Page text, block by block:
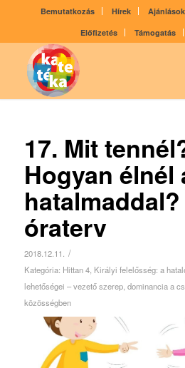
Bemutatkozás Hírek Ajánlások
Előfizetés
Támogatás
17. Mit
Hogyan élnél
óraterv
2018.12.11. /
Kategória: Hittan 4, Királyi felelősség: a
lehetőségei – vezető szerep, dominancia a
közösségben